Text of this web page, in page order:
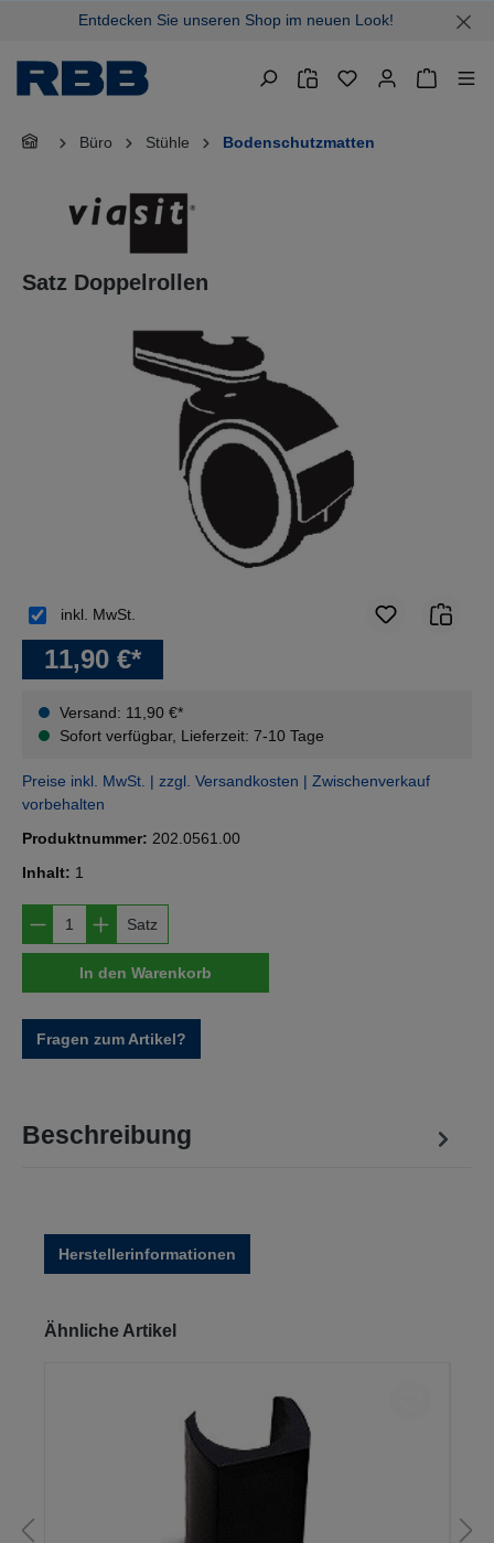
springenEntdecken Sie unseren Shop im neuen Look!
Büro Stühle Bodenschutzmatten
Satz Doppelrollen
Bildergalerie überspringen
11,90 €*
Versand: 11,90 €*
Sofort verfügbar, Lieferzeit: 7-10 Tage
inkl. MwSt.
Preise inkl. MwSt. | zzgl. Versandkosten | Zwischenverkauf
vorbehalten
Produktnummer: 202.0561.00
Inhalt: 1
Produkt Anzahl: Gib den gewünschten
Satz
In den Warenkorb
Fragen zum Artikel?
Beschreibung
Herstellerinformationen
Produktgalerie überspringen
Ähnliche Artikel